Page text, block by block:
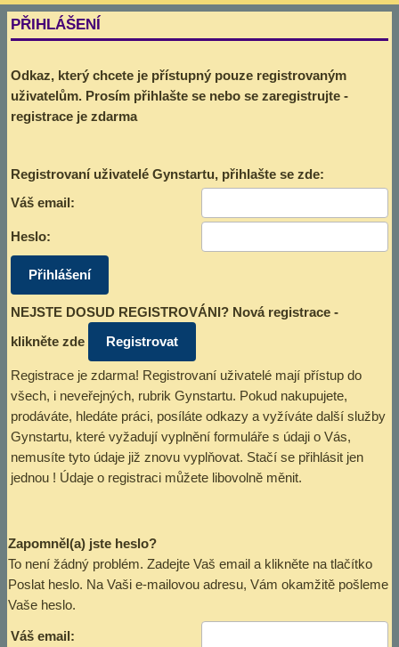
PŘIHLÁŠENÍ
Odkaz, který chcete je přístupný pouze registrovaným
uživatelům. Prosím přihlašte se nebo se zaregistrujte -
registrace je zdarma
Registrovaní uživatelé Gynstartu, přihlašte se zde:
Váš email:
Heslo:
NEJSTE DOSUD REGISTROVÁNI? Nová registrace -
klikněte zde
Registrace je zdarma! Registrovaní uživatelé mají přístup do
všech, i neveřejných, rubrik Gynstartu. Pokud nakupujete,
prodáváte, hledáte práci, posíláte odkazy a vyžíváte další služby
Gynstartu, které vyžadují vyplnění formuláře s údaji o Vás,
nemusíte tyto údaje již znovu vyplňovat. Stačí se přihlásit jen
jednou ! Údaje o registraci můžete libovolně měnit.
Zapomněl(a) jste heslo?
To není žádný problém. Zadejte Vaš email a klikněte na tlačítko
Poslat heslo. Na Vaši e-mailovou adresu, Vám okamžitě pošleme
Vaše heslo.
Váš email: